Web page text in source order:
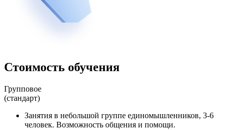
Стоимость обучения
Групповое
(стандарт)
Занятия в небольшой группе единомышленников, 3-6
человек. Возможность общения и помощи.